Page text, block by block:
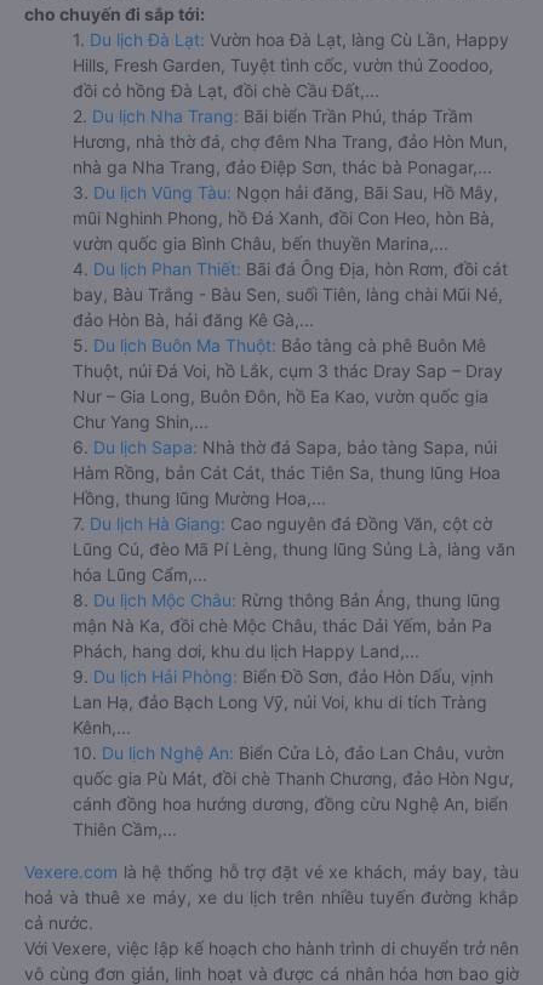
cho chuyến đi sắp tới:
1. Du lịch Đà Lạt: Vườn hoa Đà Lạt, làng Cù Lần, Happy
Hills, Fresh Garden, Tuyệt tình cốc, vườn thú Zoodoo,
đồi cỏ hồng Đà Lạt, đồi chè Cầu Đất,...
2. Du lịch Nha Trang: Bãi biển Trần Phú, tháp Trầm
Hương, nhà thờ đá, chợ đêm Nha Trang, đảo Hòn Mun,
nhà ga Nha Trang, đảo Điệp Sơn, thác bà Ponagar,...
3. Du lịch Vũng Tàu: Ngọn hải đăng, Bãi Sau, Hồ Mây,
mũi Nghinh Phong, hồ Đá Xanh, đồi Con Heo, hòn Bà,
vườn quốc gia Bình Châu, bến thuyền Marina,...
4. Du lịch Phan Thiết: Bãi đá Ông Địa, hòn Rơm, đồi cát
bay, Bàu Trắng - Bàu Sen, suối Tiên, làng chài Mũi Né,
đảo Hòn Bà, hải đăng Kê Gà,...
5. Du lịch Buôn Ma Thuột: Bảo tàng cà phê Buôn Mê
Thuột, núi Đá Voi, hồ Lắk, cụm 3 thác Dray Sap – Dray
Nur – Gia Long, Buôn Đôn, hồ Ea Kao, vườn quốc gia
Chư Yang Shin,...
6. Du lịch Sapa: Nhà thờ đá Sapa, bảo tàng Sapa, núi
Hàm Rồng, bản Cát Cát, thác Tiên Sa, thung lũng Hoa
Hồng, thung lũng Mường Hoa,...
7. Du lịch Hà Giang: Cao nguyên đá Đồng Văn, cột cờ
Lũng Cú, đèo Mã Pí Lèng, thung lũng Sủng Là, làng văn
hóa Lũng Cẩm,...
8. Du lịch Mộc Châu: Rừng thông Bản Áng, thung lũng
mận Nà Ka, đồi chè Mộc Châu, thác Dải Yếm, bản Pa
Phách, hang dơi, khu du lịch Happy Land,...
9. Du lịch Hải Phòng: Biển Đồ Sơn, đảo Hòn Dấu, vịnh
Lan Hạ, đảo Bạch Long Vỹ, núi Voi, khu di tích Tràng
Kênh,...
10. Du lịch Nghệ An: Biển Cửa Lò, đảo Lan Châu, vườn
quốc gia Pù Mát, đồi chè Thanh Chương, đảo Hòn Ngư,
cánh đồng hoa hướng dương, đồng cừu Nghệ An, biển
Thiên Cầm,...
Vexere.com là hệ thống hỗ trợ đặt vé xe khách, máy bay, tàu
hoả và thuê xe máy, xe du lịch trên nhiều tuyến đường khắp
cả nước.
Với Vexere, việc lập kế hoạch cho hành trình di chuyển trở nên
vô cùng đơn giản, linh hoạt và được cá nhân hóa hơn bao giờ